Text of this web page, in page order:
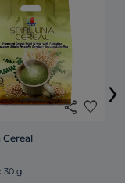
share favorite
Cereal
30 g
›